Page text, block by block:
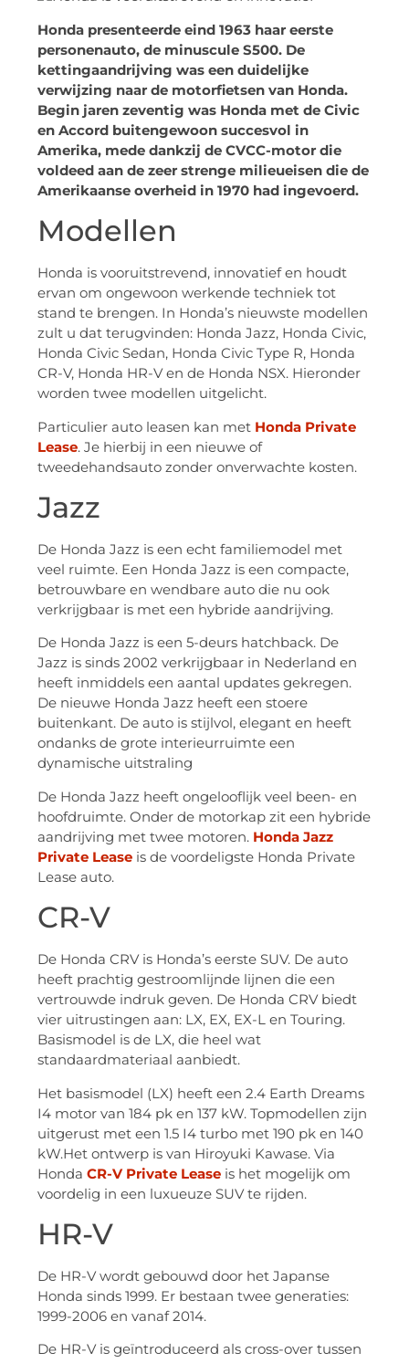
Honda presenteerde eind 1963 haar eerste
personenauto, de minuscule S500. De
kettingaandrijving was een duidelijke
verwijzing naar de motorfietsen van Honda.
Begin jaren zeventig was Honda met de Civic
en Accord buitengewoon succesvol in
Amerika, mede dankzij de CVCC-motor die
voldeed aan de zeer strenge milieueisen die de
Amerikaanse overheid in 1970 had ingevoerd.
Modellen
Honda is vooruitstrevend, innovatief en houdt
ervan om ongewoon werkende techniek tot
stand te brengen. In Honda’s nieuwste modellen
zult u dat terugvinden: Honda Jazz, Honda Civic,
Honda Civic Sedan, Honda Civic Type R, Honda
CR-V, Honda HR-V en de Honda NSX. Hieronder
worden twee modellen uitgelicht.
Particulier auto leasen kan met Honda Private
Lease. Je hierbij in een nieuwe of
tweedehandsauto zonder onverwachte kosten.
Jazz
De Honda Jazz is een echt familiemodel met
veel ruimte. Een Honda Jazz is een compacte,
betrouwbare en wendbare auto die nu ook
verkrijgbaar is met een hybride aandrijving.
De Honda Jazz is een 5-deurs hatchback. De
Jazz is sinds 2002 verkrijgbaar in Nederland en
heeft inmiddels een aantal updates gekregen.
De nieuwe Honda Jazz heeft een stoere
buitenkant. De auto is stijlvol, elegant en heeft
ondanks de grote interieurruimte een
dynamische uitstraling
De Honda Jazz heeft ongelooflijk veel been- en
hoofdruimte. Onder de motorkap zit een hybride
aandrijving met twee motoren. Honda Jazz
Private Lease is de voordeligste Honda Private
Lease auto.
CR-V
De Honda CRV is Honda’s eerste SUV. De auto
heeft prachtig gestroomlijnde lijnen die een
vertrouwde indruk geven. De Honda CRV biedt
vier uitrustingen aan: LX, EX, EX-L en Touring.
Basismodel is de LX, die heel wat
standaardmateriaal aanbiedt.
Het basismodel (LX) heeft een 2.4 Earth Dreams
I4 motor van 184 pk en 137 kW. Topmodellen zijn
uitgerust met een 1.5 I4 turbo met 190 pk en 140
kW.Het ontwerp is van Hiroyuki Kawase. Via
Honda CR-V Private Lease is het mogelijk om
voordelig in een luxueuze SUV te rijden.
HR-V
De HR-V wordt gebouwd door het Japanse
Honda sinds 1999. Er bestaan twee generaties:
1999-2006 en vanaf 2014.
De HR-V is geïntroduceerd als cross-over tussen